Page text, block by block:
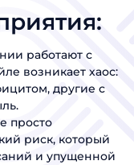
работают с
возникает хаос:
другие с
просто
риск, который
и упущенной